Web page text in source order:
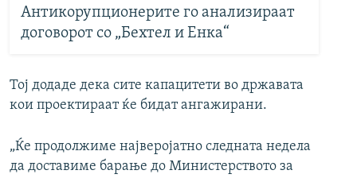
Антикорупционерите го анализираат
договорот со „Бехтел и Енка“
Тој додаде дека сите капацитети во државата
кои проектираат ќе бидат ангажирани.
„Ќе продолжиме најверојатно следната недела
да доставиме барање до Министерството за